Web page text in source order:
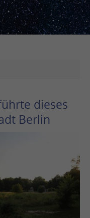
dieses
Berlin